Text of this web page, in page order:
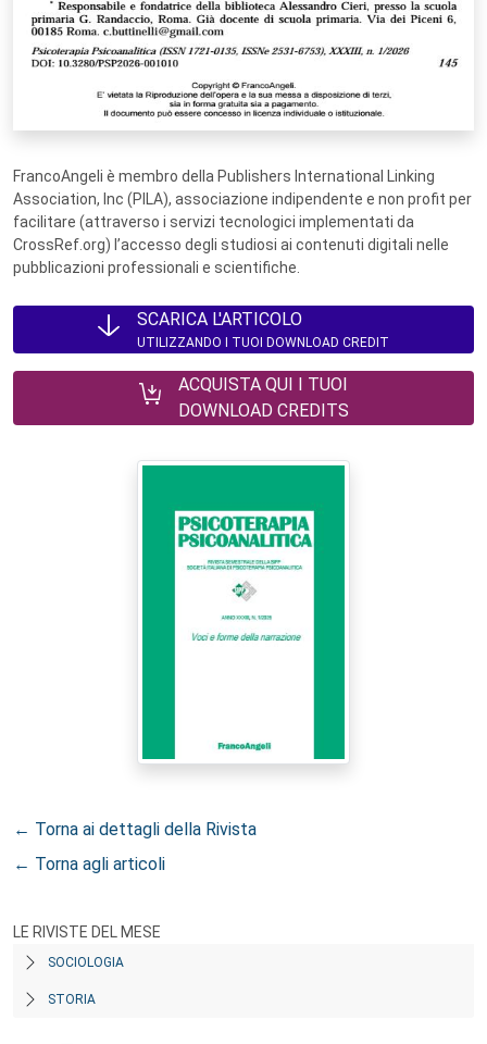
FrancoAngeli è membro della Publishers International Linking
Association, Inc (PILA), associazione indipendente e non profit per
facilitare (attraverso i servizi tecnologici implementati da
CrossRef.org) l’accesso degli studiosi ai contenuti digitali nelle
pubblicazioni professionali e scientifiche.
SCARICA L'ARTICOLO
UTILIZZANDO I TUOI DOWNLOAD CREDIT
ACQUISTA QUI I TUOI
DOWNLOAD CREDITS
← Torna ai dettagli della Rivista
← Torna agli articoli
LE RIVISTE DEL MESE
SOCIOLOGIA
STORIA